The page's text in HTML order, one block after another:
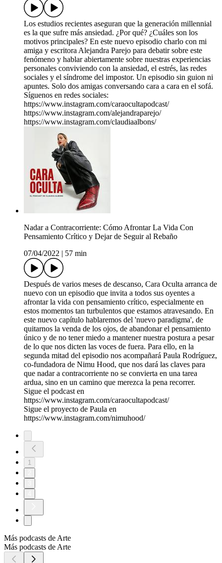
Los estudios recientes aseguran que la generación millennial
es la que sufre más ansiedad. ¿Por qué? ¿Cuáles son los
motivos principales? En este nuevo episodio charlo con mi
amiga y escritora Alejandra Parejo para debatir sobre este
fenómeno y hablar abiertamente sobre nuestras experiencias
personales conviviendo con la ansiedad, el estrés, las redes
sociales y el síndrome del impostor. Un episodio sin guion ni
apuntes. Solo dos amigas conversando cara a cara en el sofá.
Síguenos en redes sociales:
https://www.instagram.com/caraocultapodcast/
https://www.instagram.com/alejandraparejo/
https://www.instagram.com/claudiaalbons/
Nadar a Contracorriente: Cómo Afrontar La Vida Con
Pensamiento Crítico y Dejar de Seguir al Rebaño
07/04/2022
57 min
Después de varios meses de descanso, Cara Oculta arranca de
nuevo con un episodio que invita a todos sus oyentes a
afrontar la vida con pensamiento crítico, especialmente en
estos momentos tan turbulentos que estamos atravesando. En
este nuevo capítulo hablaremos del 'nuevo paradigma', de
quitarnos la venda de los ojos, de abandonar el pensamiento
único y de no tener miedo a mantener nuestra postura a pesar
de lo que nos dicten las voces de fuera. Para ello, en la
segunda mitad del episodio nos acompañará Paula Rodríguez,
co-fundadora de Nimu Hood, que nos dará las claves para
que nadar a contracorriente no se convierta en una tarea
ardua, sino en un camino que merezca la pena recorrer.
Sigue el podcast en
https://www.instagram.com/caraocultapodcast/
Sigue el proyecto de Paula en
https://www.instagram.com/nimuhood/
1
Más podcasts de Arte
Más podcasts de Arte